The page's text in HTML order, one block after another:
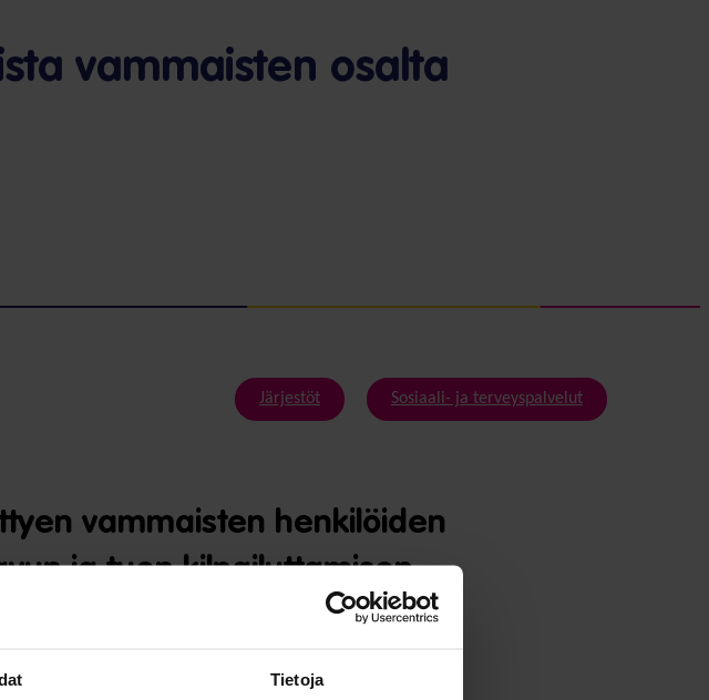
Tietoja
vammaisten osalta
Järjestöt Sosiaali- ja terveyspalvelut
vammaisten henkilöiden
ja tuen kilpailuttamisen
ja terveysvaliokunta